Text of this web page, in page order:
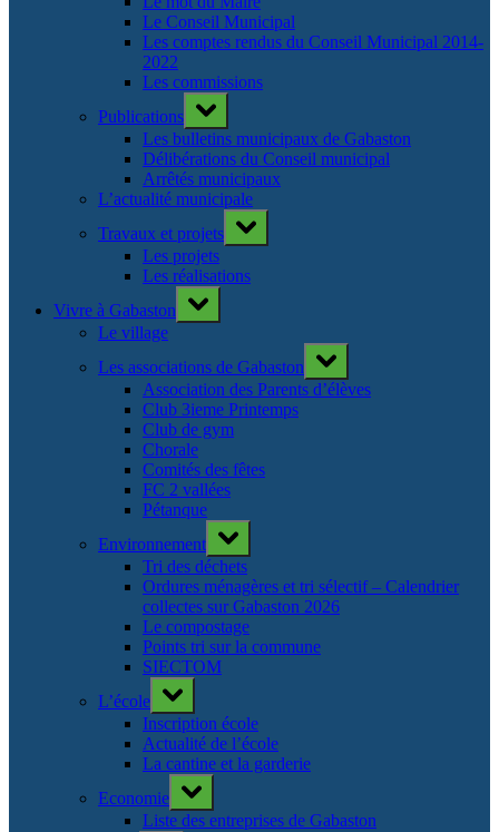
Le Conseil Municipal
Les comptes rendus du Conseil Municipal 2014-
2022
Les commissions
Publications
Toggle
sub-
menu
Les bulletins municipaux de Gabaston
Délibérations du Conseil municipal
Arrêtés municipaux
L’actualité municipale
Travaux et projets
Toggle
sub-
Les projets
Les réalisations
Vivre à Gabaston
Toggle
sub-
Le village
Les associations de Gabaston
Toggle
sub-
menu
Association des Parents d’élèves
Club 3ieme Printemps
Club de gym
Chorale
Comités des fêtes
FC 2 vallées
Pétanque
Environnement
Toggle
sub-
menu
Tri des déchets
Ordures ménagères et tri sélectif – Calendrier
collectes sur Gabaston 2026
Le compostage
Points tri sur la commune
SIECTOM
L’école
Toggle
sub-
menu
Inscription école
Actualité de l’école
La cantine et la garderie
Economie
Toggle
sub-
menu
Liste des entreprises de Gabaston